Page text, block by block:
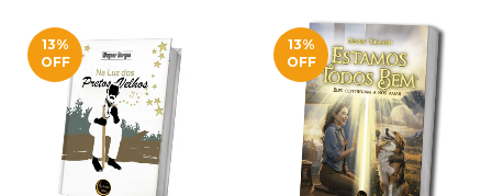
13%
OFF
13%
OFF